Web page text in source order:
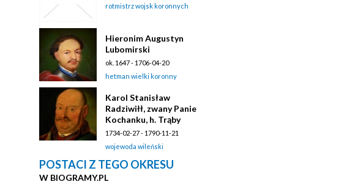
rotmistrz wojsk koronnych
Hieronim Augustyn
Lubomirski
ok. 1647 - 1706-04-20
hetman wielki koronny
Karol Stanisław
Radziwiłł, zwany Panie
Kochanku, h. Trąby
1734-02-27 - 1790-11-21
wojewoda wileński
POSTACI Z TEGO OKRESU
W BIOGRAMY.PL